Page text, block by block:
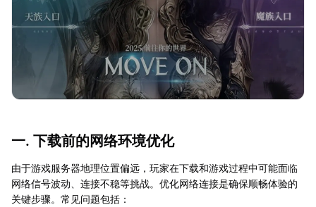
一. 下载前的网络环境优化
由于游戏服务器地理位置偏远，玩家在下载和游戏过程中可能面临
网络信号波动、连接不稳等挑战。优化网络连接是确保顺畅体验的
关键步骤。常见问题包括：